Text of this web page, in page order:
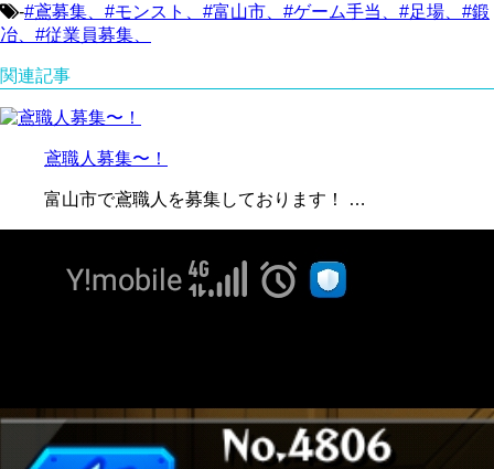
-#鳶募集、#モンスト、#富山市、#ゲーム手当、#足場、#鍛
冶、#従業員募集、
関連記事
鳶職人募集〜！
富山市で鳶職人を募集しております！ …